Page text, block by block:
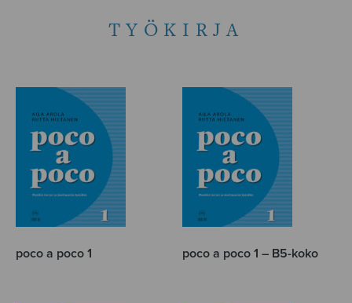
TYÖKIRJA
poco a poco 1 poco a poco 1 – B5-koko